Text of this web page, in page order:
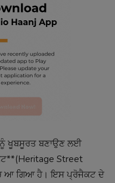
ਨੂੰ ਖੂਬਸੂਰਤ ਬਣਾਉਣ ਲਈ
Street
ਆ ਗਿਆ ਹੈ। ਇਸ ਪ੍ਰੋਜੈਕਟ ਦੇ